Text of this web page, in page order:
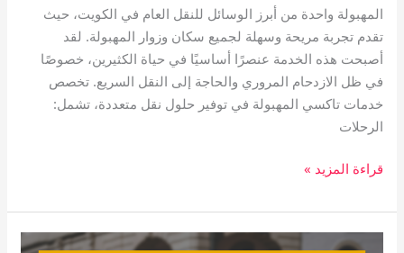
المهبولة واحدة من أبرز الوسائل للنقل العام في الكويت، حيث
تقدم تجربة مريحة وسهلة لجميع سكان وزوار المهبولة. لقد
أصبحت هذه الخدمة عنصرًا أساسيًا في حياة الكثيرين، خصوصًا
في ظل الازدحام المروري والحاجة إلى النقل السريع. تخصص
خدمات تاكسي المهبولة في توفير حلول نقل متعددة، تشمل:
الرحلات
قراءة المزيد »
تاكسي